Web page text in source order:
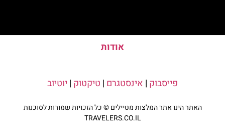
אודות
פייסבוק | אינסטגרם | טיקטוק | יוטיוב
האתר הינו אתר המלצות מטיילים © כל הזכויות שמורות לסוכנות
TRAVELERS.CO.IL